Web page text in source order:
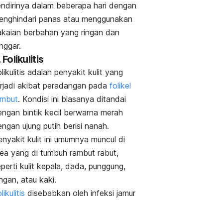
dalam beberapa hari dengan
panas atau menggunakan
berbahan yang ringan dan
Folikulitis
adalah penyakit kulit yang
akibat peradangan pada folikel
. Kondisi ini biasanya ditandai
bintik kecil berwarna merah
ujung putih berisi nanah.
kulit ini umumnya muncul di
yang di tumbuh rambut rabut,
kulit kepala, dada, punggung,
atau kaki.
disebabkan oleh infeksi jamur